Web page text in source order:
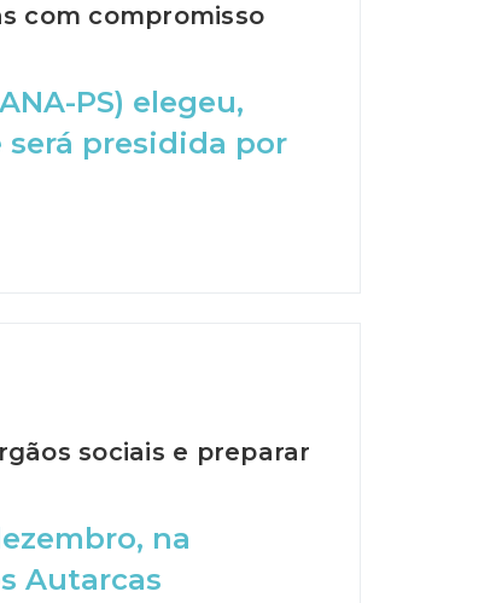
com compromisso
PS) elegeu,
será presidida por
sociais e preparar
na
Autarcas